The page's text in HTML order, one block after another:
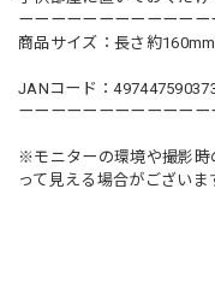
ーーーーーーーーーーーー
商品サイズ：長さ約160mm
JANコード：
ーーーーーーーーーーーー
※モニターの環境や撮影時
って見える場合がございま